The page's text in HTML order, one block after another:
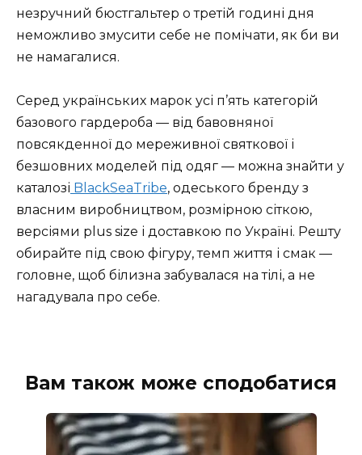
незручний бюстгальтер о третій годині дня
неможливо змусити себе не помічати, як би ви
не намагалися.
Серед українських марок усі п’ять категорій
базового гардероба — від бавовняної
повсякденної до мереживної святкової і
безшовних моделей під одяг — можна знайти у
каталозі BlackSeaTribe, одеського бренду з
власним виробництвом, розмірною сіткою,
версіями plus size і доставкою по Україні. Решту
обирайте під свою фігуру, темп життя і смак —
головне, щоб білизна забувалася на тілі, а не
нагадувала про себе.
Вам також може сподобатися